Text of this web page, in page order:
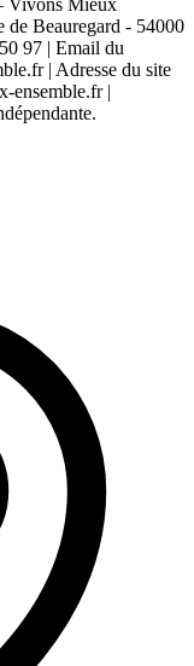
Vivons Mieux
de Beauregard - 54000
97 | Email du
| Adresse du site
ensemble.fr |